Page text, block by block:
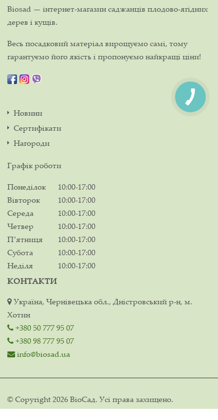
Biosad — інтернет-магазин саджанців плодово-ягідних
дерев і кущів.
Весь посадковий матеріал вирощуємо самі, тому
гарантуємо його якість і пропонуємо найкращі ціни!
Новини
Сертифікати
Нагороди
Графік роботи
Понеділок
10:00-17:00
Вівторок
10:00-17:00
Середа
10:00-17:00
Четвер
10:00-17:00
Пʼятниця
10:00-17:00
Субота
10:00-17:00
Неділя
10:00-17:00
КОНТАКТИ
Україна, Чернівецька обл., Дністровський р-н, м.
Хотин
+380 50 777 95 07
+380 98 777 95 07
info@biosad.ua
© Copyright 2026 ВіоСад. Усі права захищено.